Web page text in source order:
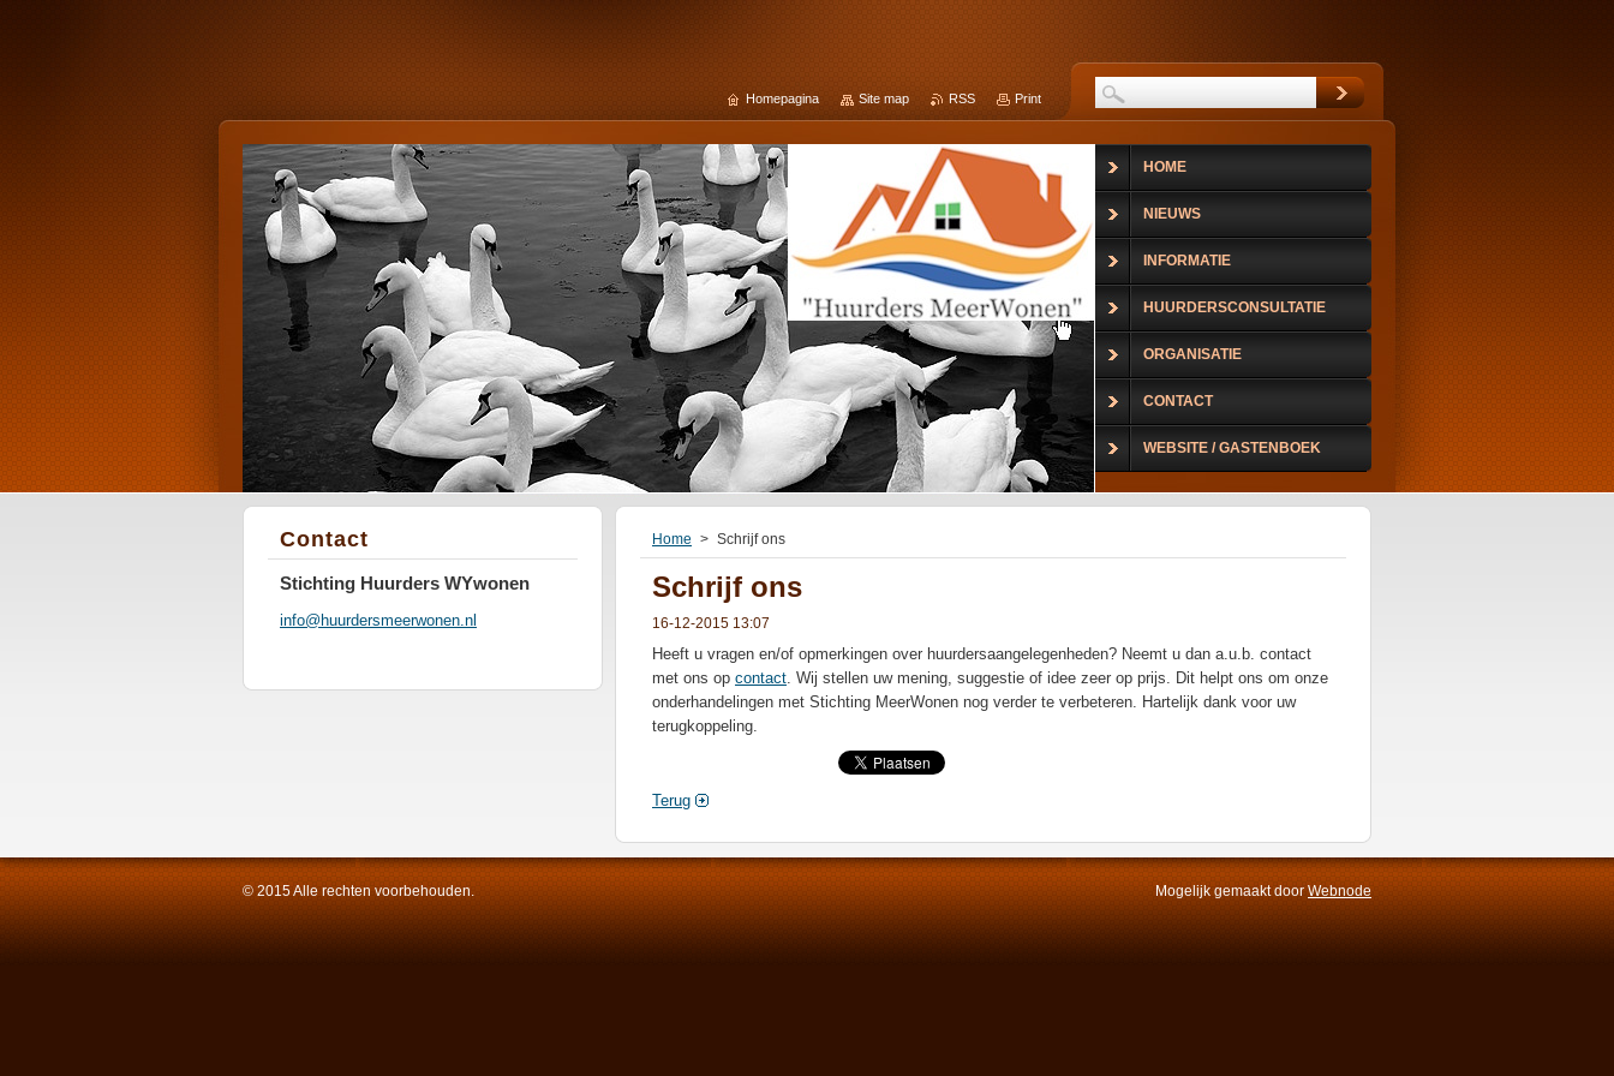
Home > Schrijf ons
Schrijf ons
16-12-2015 13:07
Heeft u vragen en/of opmerkingen over huurdersaangelegenheden? Neemt u dan a.u.b. contact
met ons op contact. Wij stellen uw mening, suggestie of idee zeer op prijs. Dit helpt ons om onze
onderhandelingen met Stichting MeerWonen nog verder te verbeteren. Hartelijk dank voor uw
terugkoppeling.
Terug
Contact
Stichting Huurders WYwonen
info@huurdersmeerwonen.nl
HOME
NIEUWS
INFORMATIE
HUURDERSCONSULTATIE
ORGANISATIE
CONTACT
WEBSITE / GASTENBOEK
Homepagina Site map RSS Print
© 2015 Alle rechten voorbehouden. Mogelijk gemaakt door Webnode